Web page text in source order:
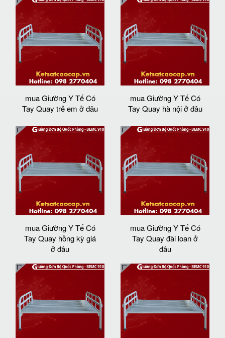
mua Giường Y Tế Có
Tay Quay trẻ em ở đâu
mua Giường Y Tế Có
Tay Quay hà nội ở đâu
mua Giường Y Tế Có
Tay Quay hồng kỳ giá
ở đâu
mua Giường Y Tế Có
Tay Quay đài loan ở
đâu